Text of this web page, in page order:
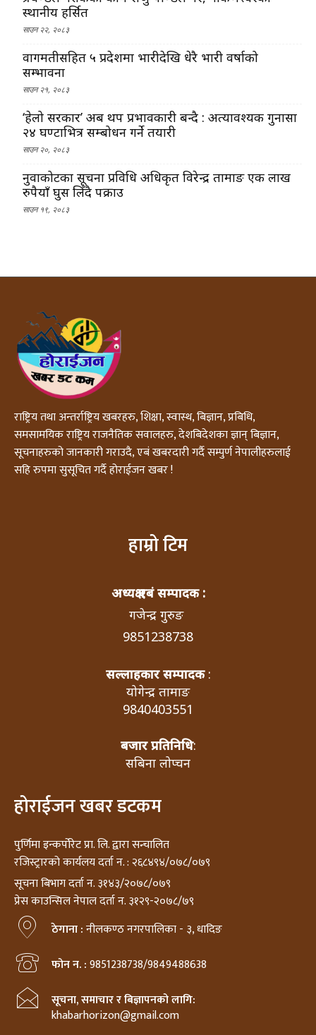
स्थानीय हर्सित
साउन २२, २०८३
वागमतीसहित ५ प्रदेशमा भारीदेखि धेरै भारी वर्षाको
सम्भावना
साउन २१, २०८३
‘हेलो सरकार’ अब थप प्रभावकारी बन्दै : अत्यावश्यक गुनासा
२४ घण्टाभित्र सम्बोधन गर्ने तयारी
साउन २०, २०८३
नुवाकोटका सूचना प्रविधि अधिकृत विरेन्द्र तामाङ एक लाख
रुपैयाँ घुस लिँदै पक्राउ
साउन १९, २०८३
राष्ट्रिय तथा अन्तर्राष्ट्रिय खबरहरु, शिक्षा, स्वास्थ, बिज्ञान, प्रबिधि,
समसामयिक राष्ट्रिय राजनैतिक सवालहरु, देशबिदेशका ज्ञान् बिज्ञान,
सूचनाहरुको जानकारी गराउदै, एबं खबरदारी गर्दै सम्पुर्ण नेपालीहरुलाई
सहि रुपमा सुसूचित गर्दै होराईजन खबर !
हाम्रो टिम
अध्यक्ष एबं सम्पादक :
गजेन्द्र गुरुङ
9851238738
सल्लाहकार सम्पादक:
योगेन्द्र तामाङ
9840403551
बजार प्रतिनिधि:
सबिना लोप्चन
होराईजन खबर डटकम
पुर्णिमा इन्कर्पोरेट प्रा. लि. द्वारा सन्चालित
रजिस्ट्रारको कार्यलय दर्ता न. : २६८४९४/०७८/०७९
सूचना बिभाग दर्ता न. ३१४३/२०७८/०७९
प्रेस काउन्सिल नेपाल दर्ता न. ३१२९-२०७८/७९
ठेगाना :नीलकण्ठ नगरपालिका - ३, धादिङ
फोन न. :9851238738/9849488638
सूचना, समाचार र बिज्ञापनको लागि:
khabarhorizon@gmail.com